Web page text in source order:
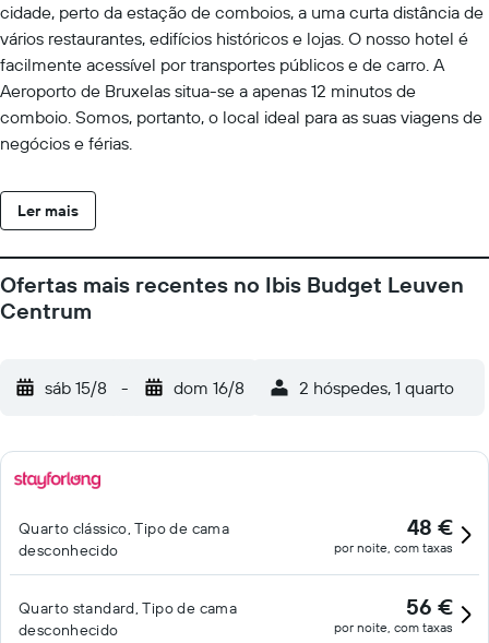
cidade, perto da estação de comboios, a uma curta distância de
vários restaurantes, edifícios históricos e lojas. O nosso hotel é
facilmente acessível por transportes públicos e de carro. A
Aeroporto de Bruxelas situa-se a apenas 12 minutos de
comboio. Somos, portanto, o local ideal para as suas viagens de
negócios e férias.
Ler mais
Ofertas mais recentes no Ibis Budget Leuven
Centrum
sáb 15/8 - dom 16/8 2 hóspedes, 1 quarto
Quarto clássico, Tipo de cama
desconhecido
48 €
por noite, com taxas
Quarto standard, Tipo de cama
desconhecido
56 €
por noite, com taxas